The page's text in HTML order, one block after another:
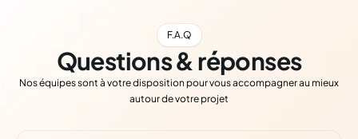
F.A.Q
Questions & réponses
Nos équipes sont à votre disposition pour vous accompagner au mieux
autour de votre projet